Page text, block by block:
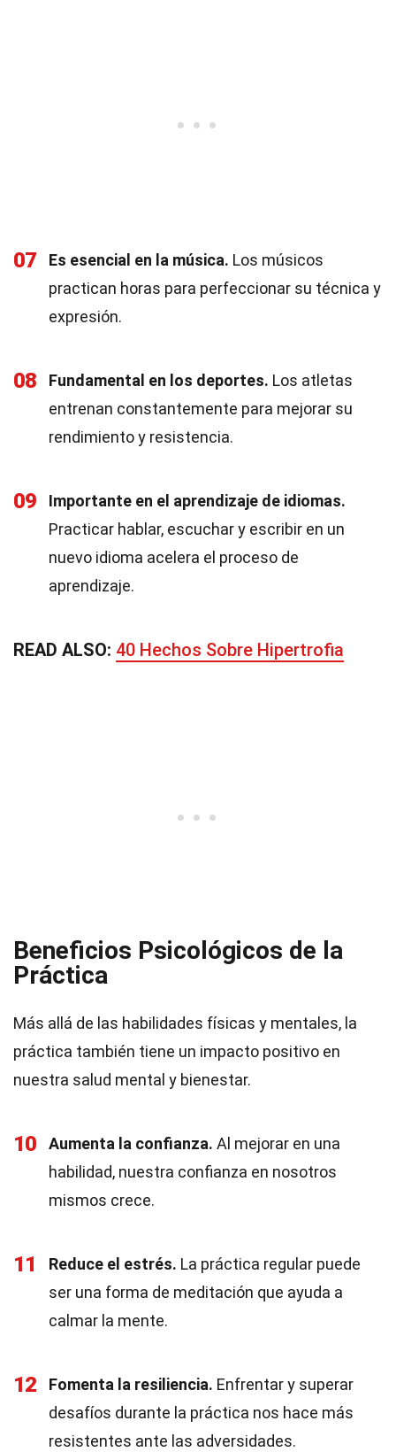
07 Es esencial en la música. Los músicos
practican horas para perfeccionar su técnica y
expresión.
08 Fundamental en los deportes. Los atletas
entrenan constantemente para mejorar su
rendimiento y resistencia.
09
Importante en el aprendizaje de idiomas.
Practicar hablar, escuchar y escribir en un
nuevo idioma acelera el proceso de
aprendizaje.
READ ALSO: 40 Hechos Sobre Hipertrofia
Beneficios Psicológicos de la
Práctica
Más allá de las habilidades físicas y mentales, la
práctica también tiene un impacto positivo en
nuestra salud mental y bienestar.
10 Aumenta la confianza. Al mejorar en una
habilidad, nuestra confianza en nosotros
mismos crece.
11 Reduce el estrés. La práctica regular puede
ser una forma de meditación que ayuda a
calmar la mente.
12 Fomenta la resiliencia. Enfrentar y superar
desafíos durante la práctica nos hace más
resistentes ante las adversidades.